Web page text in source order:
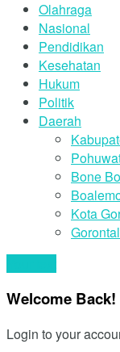
Olahraga
Nasional
Pendidikan
Kesehatan
Hukum
Politik
Daerah
Bone
Kota
Welcome Back!
Login to your